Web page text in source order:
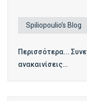
Spiliopoulio’s Blog
Περισσότερα...
ανακαινίσεις…